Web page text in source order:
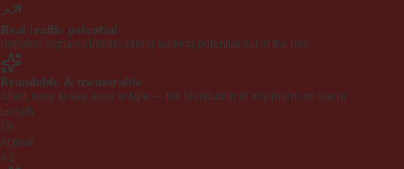
Real traffic potential
Demand signals indicate strong ranking potential out of the box.
Brandable & memorable
Short, easy to say, easy to type — the foundation of any premium brand.
Length
19
Appeal
4.0